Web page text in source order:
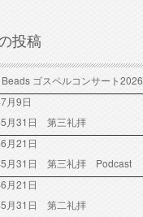
投稿
ゴスペルコンサート2026
月9日
5月31日 第三礼拝
月21日
5月31日 第三礼拝 Podcast
月21日
5月31日 第二礼拝